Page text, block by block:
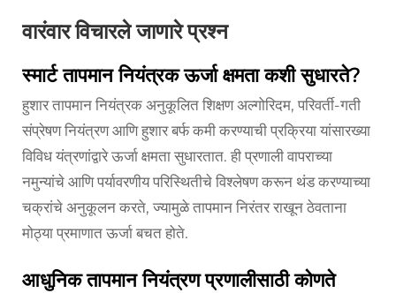
वारंवार विचारले जाणारे प्रश्न
स्मार्ट तापमान नियंत्रक ऊर्जा क्षमता कशी सुधारते?
हुशार तापमान नियंत्रक अनुकूलित शिक्षण अल्गोरिदम, परिवर्ती-गती
संप्रेषण नियंत्रण आणि हुशार बर्फ कमी करण्याची प्रक्रिया यांसारख्या
विविध यंत्रणांद्वारे ऊर्जा क्षमता सुधारतात. ही प्रणाली वापराच्या
नमुन्यांचे आणि पर्यावरणीय परिस्थितीचे विश्लेषण करून थंड करण्याच्या
चक्रांचे अनुकूलन करते, ज्यामुळे तापमान निरंतर राखून ठेवताना
मोठ्या प्रमाणात ऊर्जा बचत होते.
आधुनिक तापमान नियंत्रण प्रणालीसाठी कोणते